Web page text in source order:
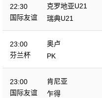
22:30
国际友谊
克罗地亚U21
瑞典U21
23:00
芬兰杯
奥卢
PK
23:00
国际友谊
肯尼亚
乍得